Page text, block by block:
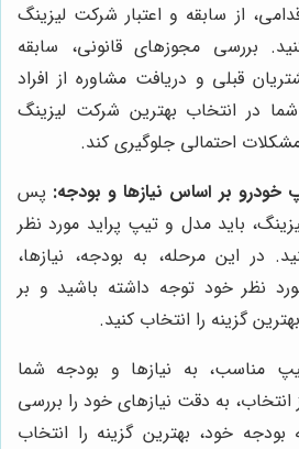
از سابقه و اعتبار شرکت لیزینگ
بررسی مجوزهای قانونی، سابقه
قبلی و دریافت مشاوره از افراد
شما در انتخاب بهترین شرکت لیزینگ
احتمالی جلوگیری کند.
بر اساس نیازها و بودجه: پس
باید مدل و تیپ پراید مورد نظر
در این مرحله، به بودجه، نیازها،
نظر خود توجه داشته باشید و بر
گزینه را انتخاب کنید.
مناسب، به نیازها و بودجه شما
انتخاب، به دقت نیازهای خود را بررسی
خود، بهترین گزینه را انتخاب